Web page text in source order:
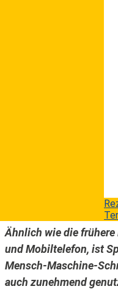
In der stilbildenden
Star Trek (deutsch:
den 1960er Jahren
Problemen durch die
natürlicher Sprache
wiederum mit
sich damals wie
Künstlicher Intelligenz
Sprachassistenten wie
Siri von Apple, längst
Open Voice Network
heute nicht allein zur
Ähnlich wie die
und Mobiltelefon, ist
Mensch-Maschine-
auch zunehmend